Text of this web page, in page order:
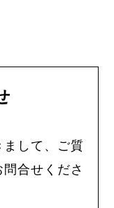
して、ご質
合せくださ